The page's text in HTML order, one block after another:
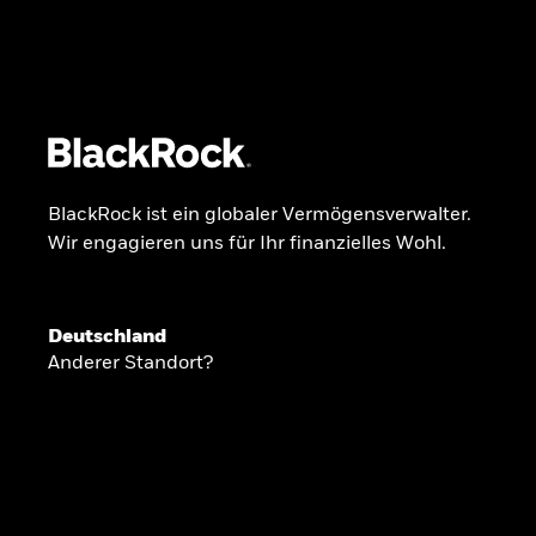
INSIDE THE MARKET
BlackRock ist ein globaler Vermögensverwalter.
Wir engagieren uns für Ihr finanzielles Wohl.
Deutschland
Anderer Standort?